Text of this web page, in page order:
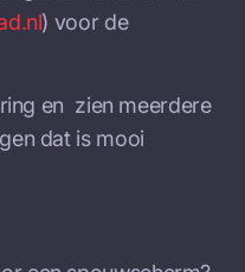
) voor de
en zien meerdere
dat is mooi